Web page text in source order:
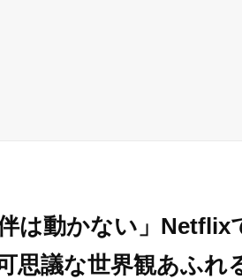
は動かない」Netflix
思議な世界観あふれ